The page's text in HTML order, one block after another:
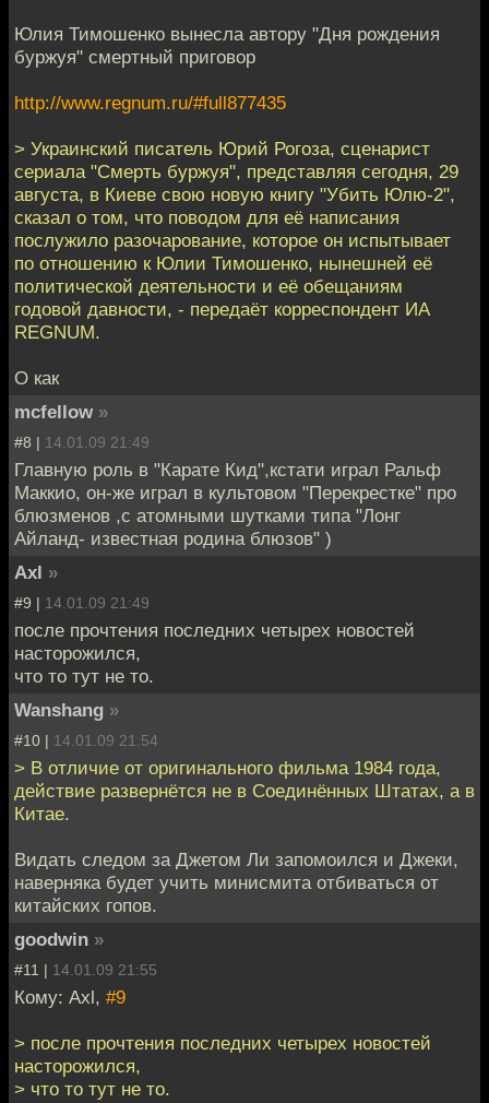
Юлия Тимошенко вынесла автору "Дня рождения
буржуя" смертный приговор
http://www.regnum.ru/#full877435
> Украинский писатель Юрий Рогоза, сценарист
сериала "Смерть буржуя", представляя сегодня, 29
августа, в Киеве свою новую книгу "Убить Юлю-2",
сказал о том, что поводом для её написания
послужило разочарование, которое он испытывает
по отношению к Юлии Тимошенко, нынешней её
политической деятельности и её обещаниям
годовой давности, - передаёт корреспондент ИА
REGNUM.
О как
mcfellow »
#8 | 14.01.09 21:49
Главную роль в "Карате Кид",кстати играл Ральф
Маккио, он-же играл в культовом "Перекрестке" про
блюзменов ,с атомными шутками типа "Лонг
Айланд- известная родина блюзов" )
Axl »
#9 | 14.01.09 21:49
после прочтения последних четырех новостей
насторожился,
что то тут не то.
Wanshang »
#10 | 14.01.09 21:54
> В отличие от оригинального фильма 1984 года,
действие развернётся не в Соединённых Штатах, а в
Китае.
Видать следом за Джетом Ли запомоился и Джеки,
наверняка будет учить минисмита отбиваться от
китайских гопов.
goodwin »
#11 | 14.01.09 21:55
Кому: Axl, #9
> после прочтения последних четырех новостей
насторожился,
> что то тут не то.